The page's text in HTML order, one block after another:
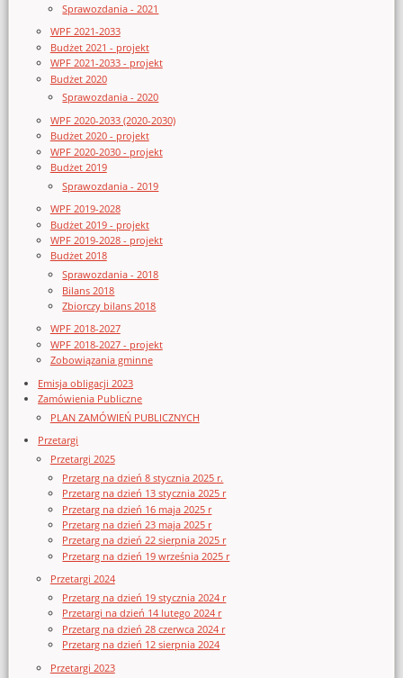
Sprawozdania - 2021
WPF 2021-2033
Budżet 2021 - projekt
WPF 2021-2033 - projekt
Budżet 2020
Sprawozdania - 2020
WPF 2020-2033 (2020-2030)
Budżet 2020 - projekt
WPF 2020-2030 - projekt
Budżet 2019
Sprawozdania - 2019
WPF 2019-2028
Budżet 2019 - projekt
WPF 2019-2028 - projekt
Budżet 2018
Sprawozdania - 2018
Bilans 2018
Zbiorczy bilans 2018
WPF 2018-2027
WPF 2018-2027 - projekt
Zobowiązania gminne
Emisja obligacji 2023
Zamówienia Publiczne
PLAN ZAMÓWIEŃ PUBLICZNYCH
Przetargi
Przetargi 2025
Przetarg na dzień 8 stycznia 2025 r.
Przetarg na dzień 13 stycznia 2025 r
Przetarg na dzień 16 maja 2025 r
Przetarg na dzień 23 maja 2025 r
Przetarg na dzień 22 sierpnia 2025 r
Przetarg na dzień 19 września 2025 r
Przetargi 2024
Przetarg na dzień 19 stycznia 2024 r
Przetargi na dzień 14 lutego 2024 r
Przetarg na dzień 28 czerwca 2024 r
Przetarg na dzień 12 sierpnia 2024
Przetargi 2023